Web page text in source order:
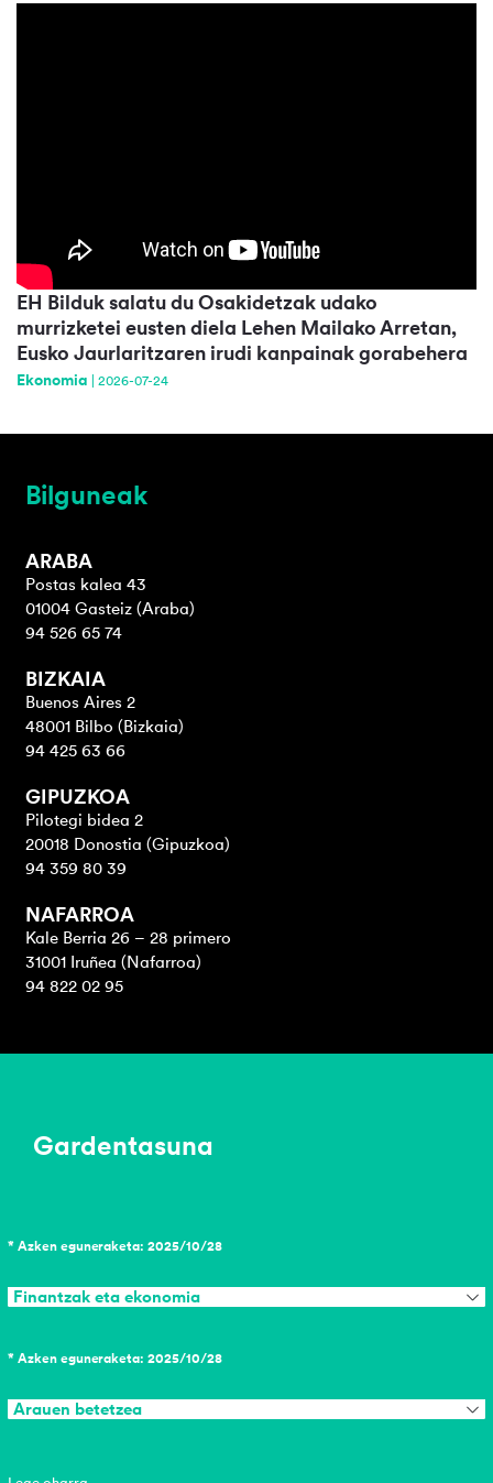
EH Bilduk salatu du Osakidetzak udako
murrizketei eusten diela Lehen Mailako Arretan,
Eusko Jaurlaritzaren irudi kanpainak gorabehera
Ekonomia 2026-07-24
Bilguneak
ARABA
Postas kalea 43
01004 Gasteiz (Araba)
94 526 65 74
BIZKAIA
Buenos Aires 2
48001 Bilbo (Bizkaia)
94 425 63 66
GIPUZKOA
Pilotegi bidea 2
20018 Donostia (Gipuzkoa)
94 359 80 39
NAFARROA
Kale Berria 26 – 28 primero
31001 Iruñea (Nafarroa)
94 822 02 95
Gardentasuna
* Azken eguneraketa: 2025/10/28
Finantzak eta ekonomia
* Azken eguneraketa: 2025/10/28
Arauen betetzea